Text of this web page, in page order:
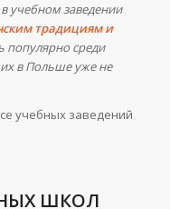
учебном заведении
традициям и
популярно среди
в Польше уже не
учебных заведений
ШКОЛ